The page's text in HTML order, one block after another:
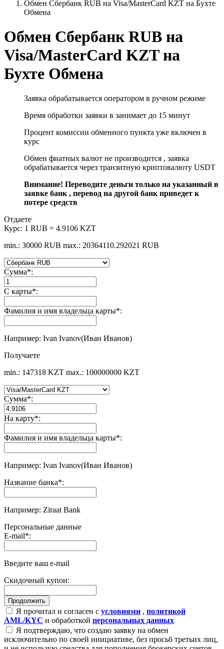
Обмен Сбербанк RUB на Visa/MasterCard KZT на Бухте
Обмена
Обмен Сбербанк RUB на
Visa/MasterCard KZT на
Бухте Обмена
Заявка обрабатывается оператором в ручном режиме
Время обработки заявки в занимает до 15 минут
Процент комиссии обменного пункта уже включен в
курс
Обмен фиатных валют не производится , заявка
обрабатывается через транзитную криптовалюту USDT
Внимание! Переводите деньги только на указанный в
заявке банк , перевод на другой банк приведет к
потере средств
Отдаете
Курс: 1 RUB = 4.9106 KZT
min.: 30000 RUB max.: 20364110.292021 RUB
Сумма*:
С карты*:
Фамилия и имя владельца карты*:
Например: Ivan Ivanov(Иван Иванов)
Получаете
min.: 147318 KZT max.: 100000000 KZT
Сумма*:
На карту*:
Фамилия и имя владельца карты*:
Например: Ivan Ivanov(Иван Иванов)
Название банка*:
Например: Ziraat Bank
Персональные данные
E-mail*:
Введите ваш e-mail
Скидочный купон:
Я прочитал и согласен с условиями , политикой
AML/KYC и обработкой персональных данных
Я подтверждаю, что создаю заявку на обмен
исключительно по своей инициативе, без просьб третьих лиц,